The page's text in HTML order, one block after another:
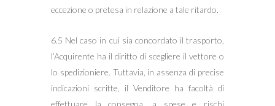
eccezione o pretesa in relazione a tale ritardo.
6.5 Nel caso in cui sia concordato il trasporto,
l’Acquirente ha il diritto di scegliere il vettore o
lo spedizioniere. Tuttavia, in assenza di precise
indicazioni scritte, il Venditore ha facoltà di